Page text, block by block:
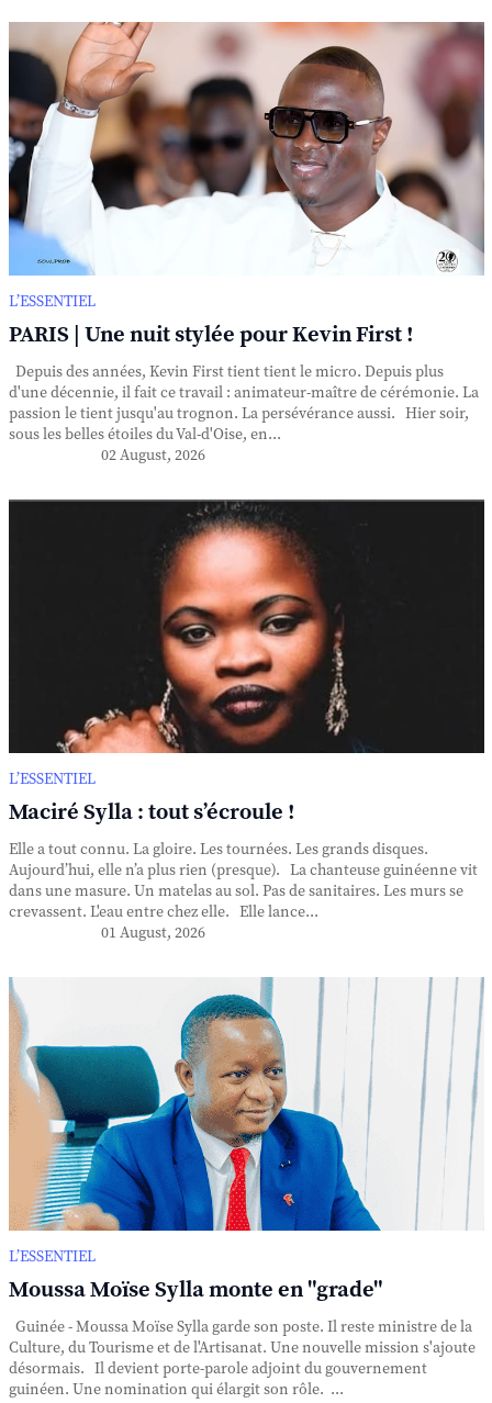
L’ESSENTIEL
PARIS | Une nuit stylée pour Kevin First !
Depuis des années, Kevin First tient tient le micro. Depuis plus
d'une décennie, il fait ce travail : animateur-maître de cérémonie. La
passion le tient jusqu'au trognon. La persévérance aussi. Hier soir,
sous les belles étoiles du Val-d'Oise, en...
02 August, 2026
L’ESSENTIEL
Maciré Sylla : tout s’écroule !
Elle a tout connu. La gloire. Les tournées. Les grands disques.
Aujourd’hui, elle n’a plus rien (presque). La chanteuse guinéenne vit
dans une masure. Un matelas au sol. Pas de sanitaires. Les murs se
crevassent. L'eau entre chez elle. Elle lance...
01 August, 2026
L’ESSENTIEL
Moussa Moïse Sylla monte en "grade"
Guinée - Moussa Moïse Sylla garde son poste. Il reste ministre de la
Culture, du Tourisme et de l'Artisanat. Une nouvelle mission s'ajoute
désormais. Il devient porte-parole adjoint du gouvernement
guinéen. Une nomination qui élargit son rôle. ...